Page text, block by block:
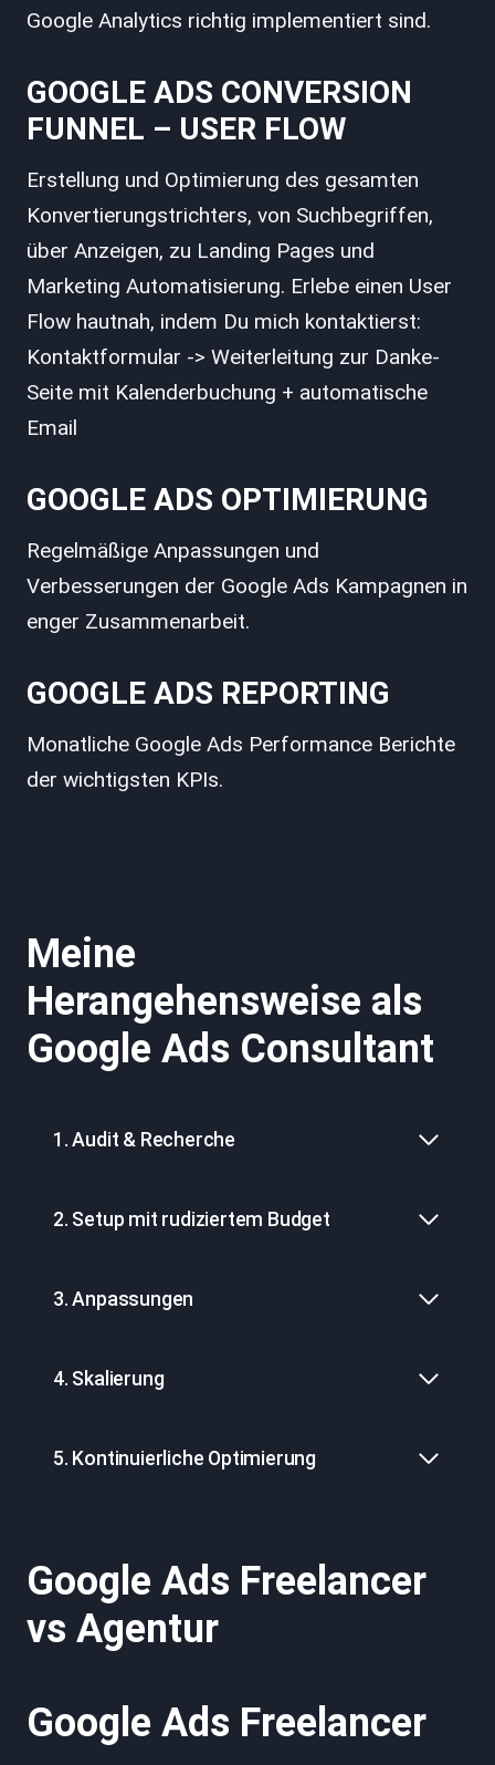
Google Analytics richtig implementiert sind.
GOOGLE ADS CONVERSION
FUNNEL – USER FLOW
Erstellung und Optimierung des gesamten
Konvertierungstrichters, von Suchbegriffen,
über Anzeigen, zu Landing Pages und
Marketing Automatisierung. Erlebe einen User
Flow hautnah, indem Du mich kontaktierst:
Kontaktformular -> Weiterleitung zur Danke-
Seite mit Kalenderbuchung + automatische
Email
GOOGLE ADS OPTIMIERUNG
Regelmäßige Anpassungen und
Verbesserungen der Google Ads Kampagnen in
enger Zusammenarbeit.
GOOGLE ADS REPORTING
Monatliche Google Ads Performance Berichte
der wichtigsten KPIs.
Meine
Herangehensweise als
Google Ads Consultant
1. Audit & Recherche
2. Setup mit rudiziertem Budget
3. Anpassungen
4. Skalierung
5. Kontinuierliche Optimierung
Google Ads Freelancer
vs Agentur
Google Ads Freelancer